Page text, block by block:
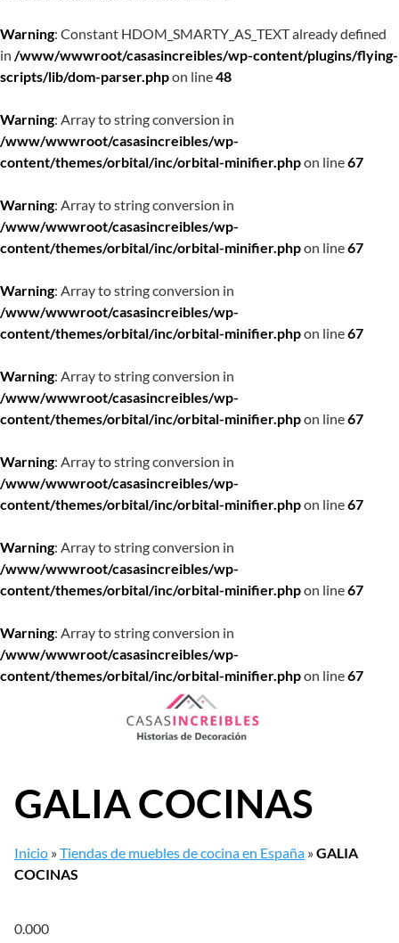
Warning: Constant HDOM_SMARTY_AS_TEXT already defined
in /www/wwwroot/casasincreibles/wp-content/plugins/flying-
scripts/lib/dom-parser.phpon line48
Warning: Array to string conversion in
/www/wwwroot/casasincreibles/wp-
content/themes/orbital/inc/orbital-minifier.phpon line67
Warning: Array to string conversion in
/www/wwwroot/casasincreibles/wp-
content/themes/orbital/inc/orbital-minifier.phpon line67
Warning: Array to string conversion in
/www/wwwroot/casasincreibles/wp-
content/themes/orbital/inc/orbital-minifier.phpon line67
Warning: Array to string conversion in
/www/wwwroot/casasincreibles/wp-
content/themes/orbital/inc/orbital-minifier.phpon line67
Warning: Array to string conversion in
/www/wwwroot/casasincreibles/wp-
content/themes/orbital/inc/orbital-minifier.phpon line67
Warning: Array to string conversion in
/www/wwwroot/casasincreibles/wp-
content/themes/orbital/inc/orbital-minifier.phpon line67
Warning: Array to string conversion in
/www/wwwroot/casasincreibles/wp-
content/themes/orbital/inc/orbital-minifier.phpon line67
GALIA COCINAS
Inicio »Tiendas de muebles de cocina en España »GALIA
COCINAS
0.000